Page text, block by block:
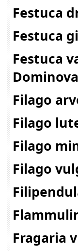
Festuca
Festuca
Festuca
Dominova
Filago
Filago
Filago
Filago
Fragaria